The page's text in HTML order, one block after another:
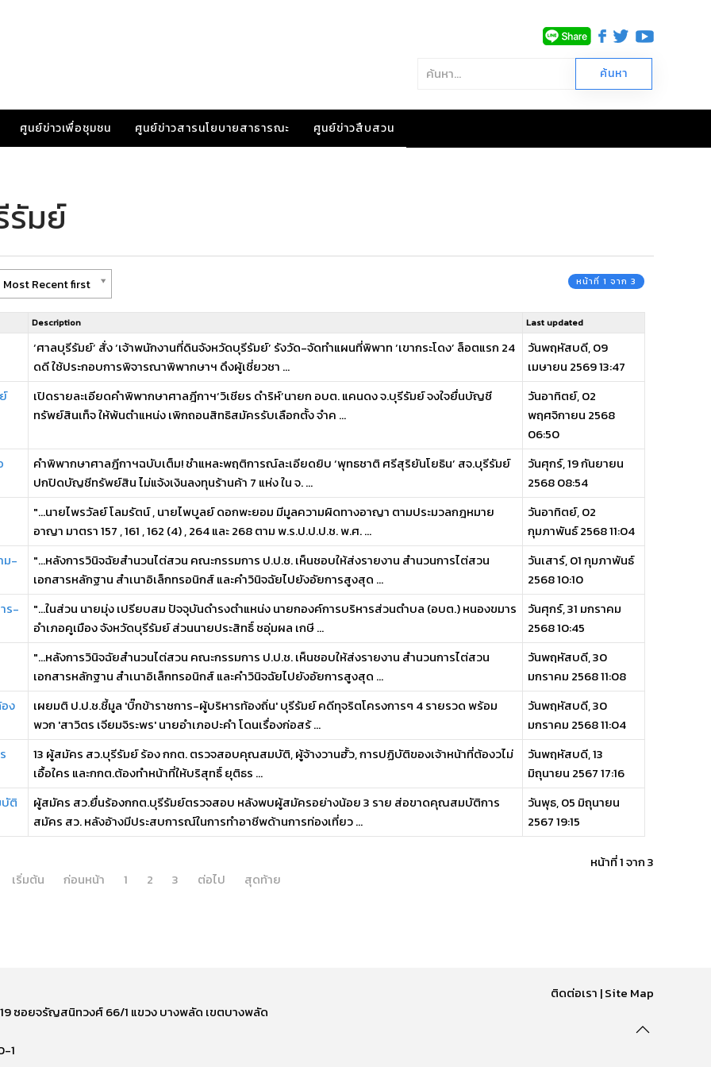
ศูนย์ข่าวเพื่อชุมชน ศูนย์ข่าวสารนโยบายสาธารณะ ศูนย์ข่าวสืบสวน
รัมย์
Recent first หน้าที่ 1 จาก 3
Description Last updated
‘ศาลบุรีรัมย์’ สั่ง ‘เจ้าพนักงานที่ดินจังหวัดบุรีรัมย์’ รังวัด-จัดทำแผนที่พิพาท ‘เขากระโดง’ ล็อตแรก 24
ดดี ใช้ประกอบการพิจารณาพิพากษาฯ ดึงผู้เชี่ยวชา ...
วันพฤหัสบดี, 09
เมษายน 2569 13:47
เปิดรายละเอียดคำพิพากษาศาลฎีกาฯ‘วิเชียร ดำริห์’นายก อบต. แคนดง จ.บุรีรัมย์ จงใจยื่นบัญชี
ทรัพย์สินเท็จ ให้พ้นตำแหน่ง เพิกถอนสิทธิสมัครรับเลือกตั้ง จำค ...
วันอาทิตย์, 02
พฤศจิกายน 2568
06:50
คำพิพากษาศาลฎีกาฯฉบับเต็ม! ชำแหละพฤติการณ์ละเอียดยิบ ‘พุทธชาติ ศรีสุริยันโยธิน’ สจ.บุรีรัมย์
ปกปิดบัญชีทรัพย์สิน ไม่แจ้งเงินลงทุนร้านค้า 7 แห่ง ใน จ. ...
วันศุกร์, 19 กันยายน
2568 08:54
"...นายไพรวัลย์ โลมรัตน์ , นายไพบูลย์ ดอกพะยอม มีมูลความผิดทางอาญา ตามประมวลกฎหมาย
อาญา มาตรา 157 , 161 , 162 (4) , 264 และ 268 ตาม พ.ร.ป.ป.ป.ช. พ.ศ. ...
วันอาทิตย์, 02
กุมภาพันธ์ 2568 11:04
ม-
"...หลังการวินิจฉัยสำนวนไต่สวน คณะกรรมการ ป.ป.ช. เห็นชอบให้ส่งรายงาน สำนวนการไต่สวน
เอกสารหลักฐาน สำเนาอิเล็กทรอนิกส์ และคำวินิจฉัยไปยังอัยการสูงสุด ...
วันเสาร์, 01 กุมภาพันธ์
2568 10:10
ร-
"...ในส่วน นายมุ่ง เปรียบสม ปัจจุบันดำรงตำแหน่ง นายกองค์การบริหารส่วนตำบล (อบต.) หนองขมาร
อำเภอคูเมือง จังหวัดบุรีรัมย์ ส่วนนายประสิทธิ์ ชอุ่มผล เกษี ...
วันศุกร์, 31 มกราคม
2568 10:45
"...หลังการวินิจฉัยสำนวนไต่สวน คณะกรรมการ ป.ป.ช. เห็นชอบให้ส่งรายงาน สำนวนการไต่สวน
เอกสารหลักฐาน สำเนาอิเล็กทรอนิกส์ และคำวินิจฉัยไปยังอัยการสูงสุด ...
วันพฤหัสบดี, 30
มกราคม 2568 11:08
ง
เผยมติ ป.ป.ช.ชี้มูล 'บิ๊กข้าราชการ-ผู้บริหารท้องถิ่น' บุรีรัมย์ คดีทุจริตโครงการๆ 4 รายรวด พร้อม
พวก 'สาวิตร เจียมจิระพร' นายอำเภอปะคำ โดนเรื่องก่อสร้ ...
วันพฤหัสบดี, 30
มกราคม 2568 11:04
13 ผู้สมัคร สว.บุรีรัมย์ ร้อง กกต. ตรวจสอบคุณสมบัติ, ผู้จ้างวานฮั้ว, การปฏิบัติของเจ้าหน้าที่ต้องวไม่
เอื้อใคร และกกต.ต้องทำหน้าที่ให้บริสุทธิ์ ยุติธร ...
วันพฤหัสบดี, 13
มิถุนายน 2567 17:16
ติ
ผู้สมัคร สว.ยื่นร้องกกต.บุรีรัมย์ตรวจสอบ หลังพบผู้สมัครอย่างน้อย 3 ราย ส่อขาดคุณสมบัติการ
สมัคร สว. หลังอ้างมีประสบการณ์ในการทำอาชีพด้านการท่องเที่ยว ...
วันพุธ, 05 มิถุนายน
2567 19:15
หน้าที่ 1 จาก 3
เริ่มต้น
ก่อนหน้า 1 2 3 ต่อไป สุดท้าย
ซอยจรัญสนิทวงศ์ 66/1 แขวง บางพลัด เขตบางพลัด
1
ติดต่อเรา |Site Map